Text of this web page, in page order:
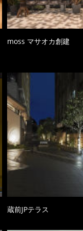
moss マサオカ創建
蔵前JPテラス